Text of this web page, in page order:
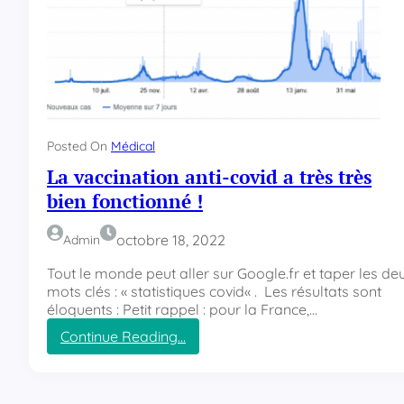
Posted On Médical
La vaccination anti-covid a très très
bien fonctionné !
Admin
octobre 18, 2022
Tout le monde peut aller sur Google.fr et taper les
mots clés : « statistiques covid« . Les résultats sont
éloquents : Petit rappel : pour la France,…
Continue Reading…
: